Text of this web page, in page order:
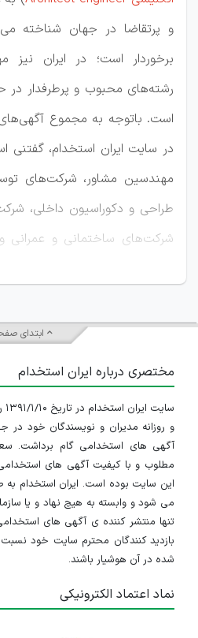
و پرتقاضا در جهان شناخته
برخوردار است؛ در ایران
رشته‌های محبوب و پرطرفدار
است. باتوجه به مجموع
در سایت ایران استخدام، گفتنی
مهندسین مشاور، شرکت‌های
طراحی و دکوراسیون داخلی،
شرکت‌های ساختمانی و عمرانی
درصد آگهی‌های استخدام مهندس
بلکه در نهادهای دولتی
این، مهندسان معمار می‌توانند
مجوز از سازمان نظام
راه‌اندازی دفتر مهندسی
حوزه فعالیت نمایند. یکی از
روند استخدام یک مهندس
سابقه کاری و تجربیات مرتبط
استخدام مهندس معمار با سابقه
میان آگهی‌ها، درخواست‌های
ابتدای
مختصری درباره ایران استخدام
و روزانه مدیران و نویسندگان خود
آگهی های استخدامی گام برداشت.
مطلوب و با کیفیت آگهی های
این سایت بوده است. ایران استخدام
می شود و وابسته به هیچ نهاد و یا
تنها منتشر کننده ی آگهی های
بازدید کنندگان محترم سایت خود
شده در آن هوشیار باشند.
نماد اعتماد الکترونیکی